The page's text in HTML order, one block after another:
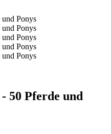
50 Pferde und